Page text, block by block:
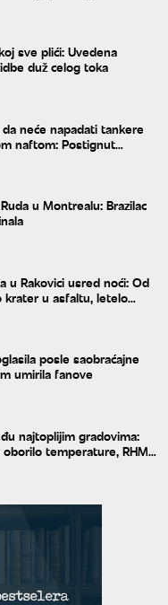
sve plići: Uvedena
duž celog toka
neće napadati tankere
naftom: Postignut
u Montrealu: Brazilac
u Rakovici usred noći: Od
krater u asfaltu, letelo
posle saobraćajne
umirila fanove
najtoplijim gradovima:
temperature, RHMZ